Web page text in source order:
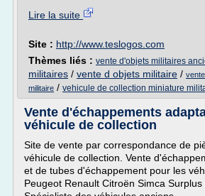
Lire la suite
Site : http://www.teslogos.com
Thèmes liés : vente d'objets militaires
militaires / vente d objets militaire /
militaire / vehicule de collection miniature
Vente d'échappements
véhicule de collection
Site de vente par correspondance de
véhicule de collection. Vente
et de tubes d'échappement pour les
Peugeot Renault Citroën Simca Surplus